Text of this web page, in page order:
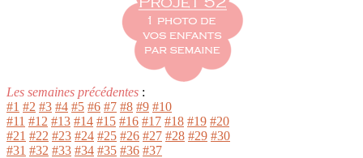
Les semaines précédentes :
#1 #2 #3 #4 #5 #6 #7 #8 #9 #10
#11 #12 #13 #14 #15 #16 #17 #18 #19 #20
#21 #22 #23 #24 #25 #26 #27 #28 #29 #30
#31 #32 #33 #34 #35 #36 #37